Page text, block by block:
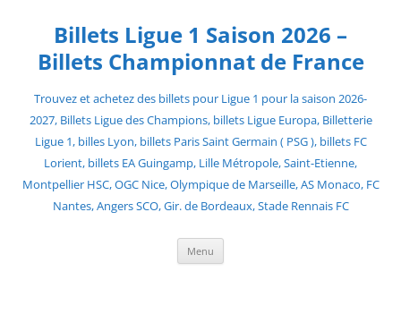
contentBillets Ligue 1 Saison 2026 –
Billets Championnat de France
Trouvez et achetez des billets pour Ligue 1 pour la saison 2026-
2027, Billets Ligue des Champions, billets Ligue Europa, Billetterie
Ligue 1, billes Lyon, billets Paris Saint Germain ( PSG ), billets FC
Lorient, billets EA Guingamp, Lille Métropole, Saint-Etienne,
Montpellier HSC, OGC Nice, Olympique de Marseille, AS Monaco, FC
Nantes, Angers SCO, Gir. de Bordeaux, Stade Rennais FC
Menu